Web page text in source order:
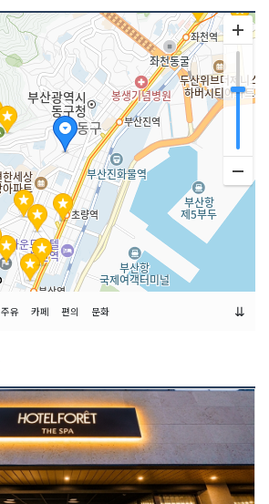
10:00~17:00
주유 카페 편의 문화 ⇊